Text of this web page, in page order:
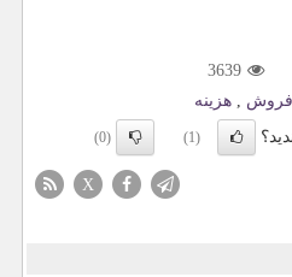
3639
فروش , هزینه
(1)
(0)
X